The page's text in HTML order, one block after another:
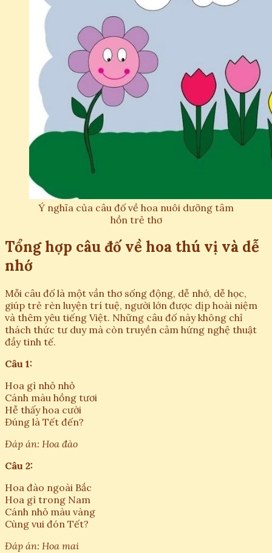
Ý nghĩa của câu đố về hoa nuôi dưỡng tâm
hồn trẻ thơ
Tổng hợp câu đố về hoa thú vị và dễ
nhớ
Mỗi câu đố là một vần thơ sống động, dễ nhớ, dễ học,
giúp trẻ rèn luyện trí tuệ, người lớn được dịp hoài niệm
và thêm yêu tiếng Việt. Những câu đố này không chỉ
thách thức tư duy mà còn truyền cảm hứng nghệ thuật
đầy tinh tế.
Câu 1:
Hoa gì nhỏ nhỏ
Cánh màu hồng tươi
Hễ thấy hoa cười
Đúng là Tết đến?
Đáp án: Hoa đào
Câu 2:
Hoa đào ngoài Bắc
Hoa gì trong Nam
Cánh nhỏ màu vàng
Cùng vui đón Tết?
Đáp án: Hoa mai